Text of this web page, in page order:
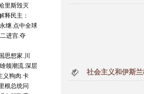
里斯毁灭
释民主：
继.点中全球
进宫.夺
思想家.川
领潮流.深层
义狗肉.卡
根总统问
社会主义和伊斯